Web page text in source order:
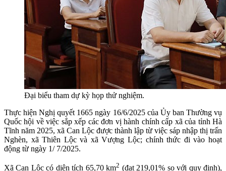
Đại biểu tham dự kỳ họp thử nghiệm.
Thực hiện Nghị quyết 1665 ngày 16/6/2025 của Ủy ban Thường vụ
Quốc hội về việc sắp xếp các đơn vị hành chính cấp xã của tỉnh Hà
Tĩnh năm 2025, xã Can Lộc được thành lập từ việc sáp nhập thị trấn
Nghèn, xã Thiên Lộc và xã Vượng Lộc; chính thức đi vào hoạt
động từ ngày 1/ 7/2025.
Xã Can Lộc có diện tích 65,70 km2 (đạt 219,01% so với quy định),